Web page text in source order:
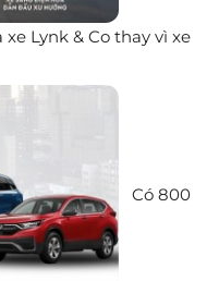
Lynk & Co thay vì xe
Có 800